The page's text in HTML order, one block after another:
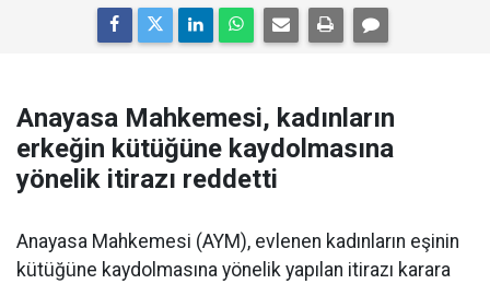
Anayasa Mahkemesi, kadınların
erkeğin kütüğüne kaydolmasına
yönelik itirazı reddetti
Anayasa Mahkemesi (AYM), evlenen kadınların eşinin
kütüğüne kaydolmasına yönelik yapılan itirazı karara